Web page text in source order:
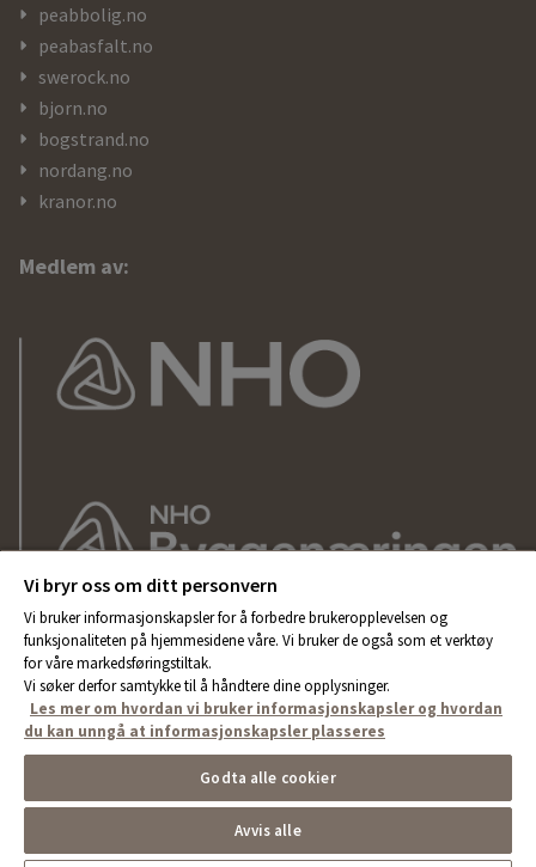
peabbolig.no
peabasfalt.no
swerock.no
bjorn.no
bogstrand.no
nordang.no
kranor.no
Medlem av:
Vi bryr oss om ditt personvern
Vi bruker informasjonskapsler for å forbedre brukeropplevelsen og
funksjonaliteten på hjemmesidene våre. Vi bruker de også som et verktøy
for våre markedsføringstiltak.
Vi søker derfor samtykke til å håndtere dine opplysninger.
Les mer om hvordan vi bruker informasjonskapsler og hvordan
du kan unngå at informasjonskapsler plasseres
Godta alle cookier
Avvis alle